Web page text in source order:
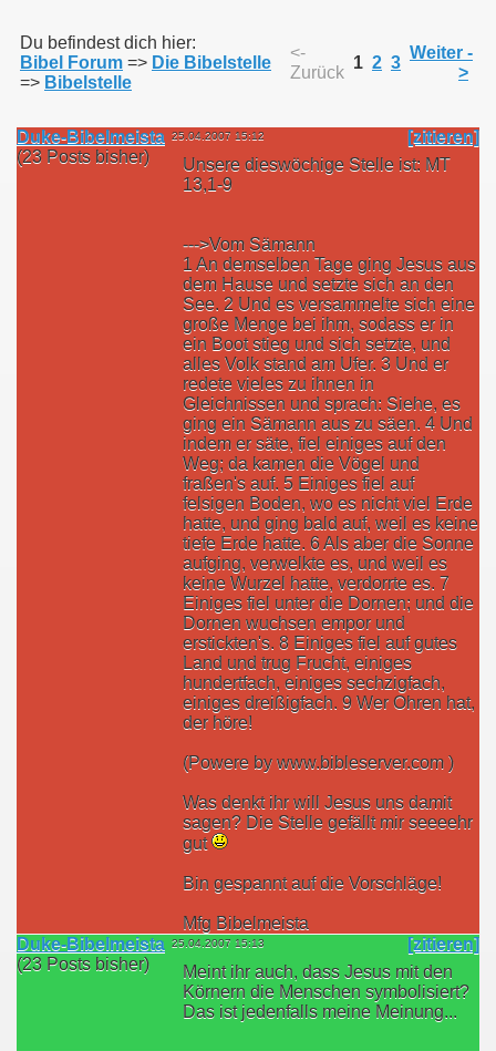
Du befindest dich hier:
Bibel Forum => Die Bibelstelle
=> Bibelstelle
<-
Zurück
1 2 3
Weiter -
>
Duke-Bibelmeista
(23 Posts bisher)
25.04.2007 15:12
[zitieren]
Unsere dieswöchige Stelle ist: MT
13,1-9
--->Vom Sämann
1 An demselben Tage ging Jesus aus
dem Hause und setzte sich an den
See. 2 Und es versammelte sich eine
große Menge bei ihm, sodass er in
ein Boot stieg und sich setzte, und
alles Volk stand am Ufer. 3 Und er
redete vieles zu ihnen in
Gleichnissen und sprach: Siehe, es
ging ein Sämann aus zu säen. 4 Und
indem er säte, fiel einiges auf den
Weg; da kamen die Vögel und
fraßen's auf. 5 Einiges fiel auf
felsigen Boden, wo es nicht viel Erde
hatte, und ging bald auf, weil es keine
tiefe Erde hatte. 6 Als aber die Sonne
aufging, verwelkte es, und weil es
keine Wurzel hatte, verdorrte es. 7
Einiges fiel unter die Dornen; und die
Dornen wuchsen empor und
erstickten's. 8 Einiges fiel auf gutes
Land und trug Frucht, einiges
hundertfach, einiges sechzigfach,
einiges dreißigfach. 9 Wer Ohren hat,
der höre!
(Powere by www.bibleserver.com )
Was denkt ihr will Jesus uns damit
sagen? Die Stelle gefällt mir seeeehr
gut
Bin gespannt auf die Vorschläge!
Mfg Bibelmeista
Duke-Bibelmeista
(23 Posts bisher)
25.04.2007 15:13
[zitieren]
Meint ihr auch, dass Jesus mit den
Körnern die Menschen symbolisiert?
Das ist jedenfalls meine Meinung...